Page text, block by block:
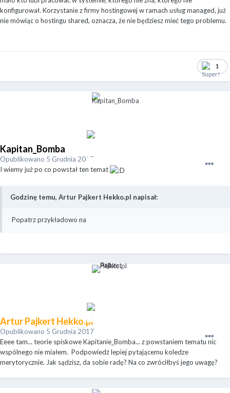
konfigurował. Korzystanie z firmy hostingowej w ramach usług managed, już
nie mówiąc o hostingu shared, oznacza, że nie będziesz mieć tego problemu.
1
Kapitan_Bomba
Opublikowano 5 Grudnia 2017
I wiemy już po co powstał ten temat
Godzinę temu, Artur Pajkert Hekko.pl napisał:
Popatrz przykładowo na
Artur Pajkert Hekko.pl
Opublikowano 5 Grudnia 2017
Eeee tam... teorie spiskowe Kapitanie_Bomba... z powstaniem tematu nic
wspólnego nie miałem. Podpowiedź lepiej pytającemu koledze
merytorycznie. Jak sądzisz, da sobie radę? Na co zwróciłbyś jego uwagę?